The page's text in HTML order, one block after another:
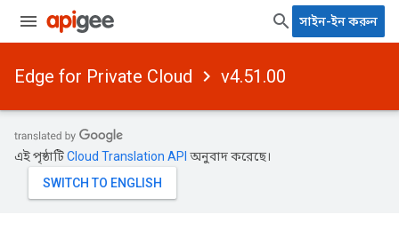
সাইন-ইন করুন
Edge for Private Cloud v4.51.00
এই পৃষ্ঠাটিCloud Translation API অনুবাদ করেছে।